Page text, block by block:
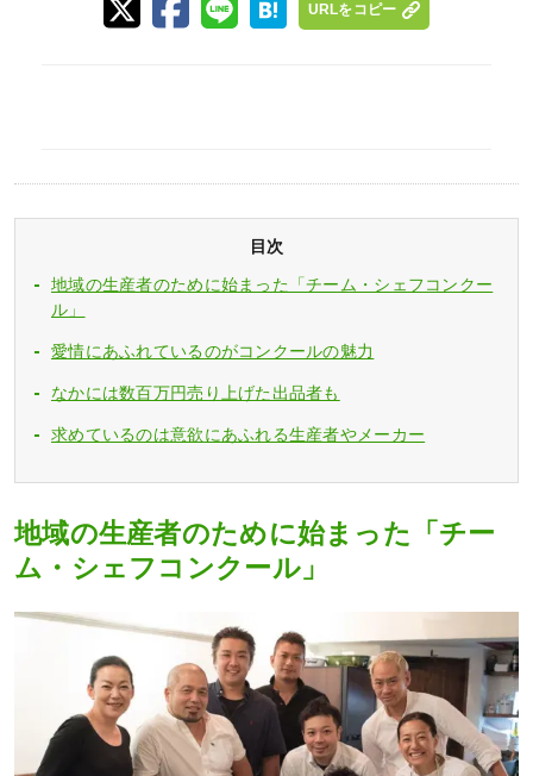
URLをコピー
目次
地域の生産者のために始まった「チーム・シェフコンクー
ル」
愛情にあふれているのがコンクールの魅力
なかには数百万円売り上げた出品者も
求めているのは意欲にあふれる生産者やメーカー
地域の生産者のために始まった「チー
ム・シェフコンクール」